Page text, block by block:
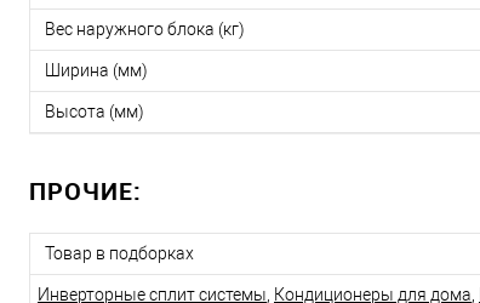
Вес наружного блока (кг)
Ширина (мм)
Высота (мм)
ПРОЧИЕ:
Товар в подборках
Инверторные сплит системы, Кондиционеры для дома,